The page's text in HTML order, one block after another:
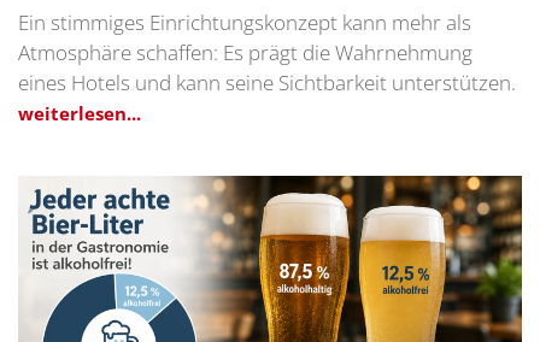
Ein stimmiges Einrichtungskonzept kann mehr als
Atmosphäre schaffen: Es prägt die Wahrnehmung
eines Hotels und kann seine Sichtbarkeit unterstützen.
weiterlesen...